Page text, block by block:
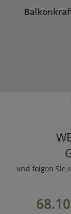
und folgen Sie